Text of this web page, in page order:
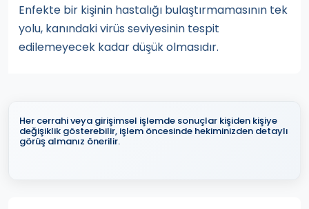
Enfekte bir kişinin hastalığı bulaştırmamasının tek
yolu, kanındaki virüs seviyesinin tespit
edilemeyecek kadar düşük olmasıdır.
Her cerrahi veya girişimsel işlemde sonuçlar kişiden kişiye
değişiklik gösterebilir, işlem öncesinde hekiminizden detaylı
görüş almanız önerilir.